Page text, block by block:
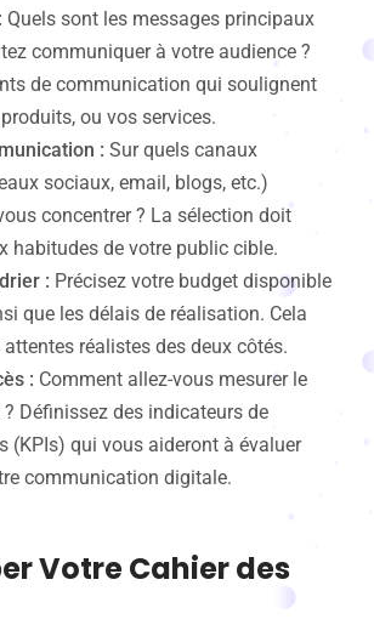
Quels sont les messages principaux
communiquer à votre audience ?
de communication qui soulignent
ou vos services.
: Sur quels canaux
sociaux, email, blogs, etc.)
concentrer ? La sélection doit
habitudes de votre public cible.
: Précisez votre budget disponible
que les délais de réalisation. Cela
réalistes des deux côtés.
: Comment allez-vous mesurer le
Définissez des indicateurs de
(KPIs) qui vous aideront à évaluer
communication digitale.
Votre Cahier des